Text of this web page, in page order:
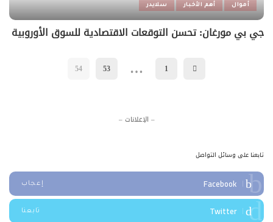
أموال أهم الأخبار سلايدر
جي بي مورغان: تحسن التوقعات الاقتصادية للسوق الأوروبية
1
…
53
54
– الإعلانات –
تابعنا على وسائل التواصل
Facebook إعجاب
Twitter تابعنا